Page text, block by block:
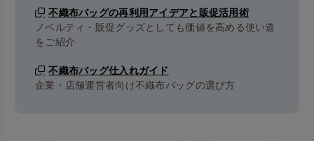
不織布バッグの再利用アイデアと販促活用術
ノベルティ・販促グッズとしても価値を高める使い道
をご紹介
不織布バッグ仕入れガイド
企業・店舗運営者向け不織布バッグの選び方